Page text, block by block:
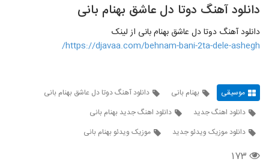
دانلود آهنگ دوتا دل عاشق بهنام بانی
دانلود آهنگ دوتا دل عاشق بهنام بانی از لینک
https://djavaa.com/behnam-bani-2ta-dele-ashegh/
موسیقی بهنام بانی
دانلود آهنگ دوتا دل عاشق بهنام بانی
دانلود اهنگ جدید
دانلود اهنگ جدید بهنام بانی
دانلود موزیک ویدئو جدید
موزیک ویدئو بهنام بانی
۱۷۳